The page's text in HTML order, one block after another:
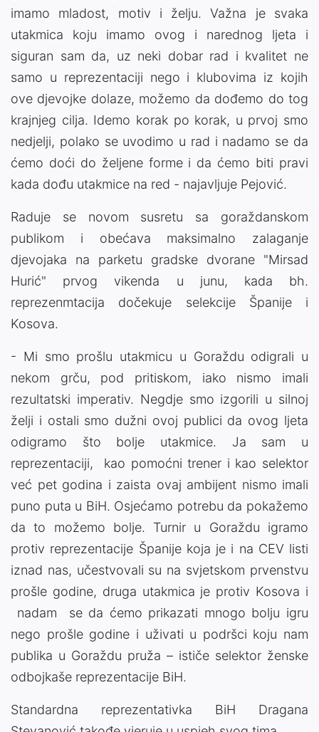
imamo mladost, motiv i želju. Važna je svaka
utakmica koju imamo ovog i narednog ljeta i
siguran sam da, uz neki dobar rad i kvalitet ne
samo u reprezentaciji nego i klubovima iz kojih
ove djevojke dolaze, možemo da dođemo do tog
krajnjeg cilja. Idemo korak po korak, u prvoj smo
nedjelji, polako se uvodimo u rad i nadamo se da
ćemo doći do željene forme i da ćemo biti pravi
kada dođu utakmice na red - najavljuje Pejović.
Raduje se novom susretu sa goraždanskom
publikom i obećava maksimalno zalaganje
djevojaka na parketu gradske dvorane "Mirsad
Hurić" prvog vikenda u junu, kada bh.
reprezenmtacija dočekuje selekcije Španije i
Kosova.
- Mi smo prošlu utakmicu u Goraždu odigrali u
nekom grču, pod pritiskom, iako nismo imali
rezultatski imperativ. Negdje smo izgorili u silnoj
želji i ostali smo dužni ovoj publici da ovog ljeta
odigramo što bolje utakmice. Ja sam u
reprezentaciji, kao pomoćni trener i kao selektor
već pet godina i zaista ovaj ambijent nismo imali
puno puta u BiH. Osjećamo potrebu da pokažemo
da to možemo bolje. Turnir u Goraždu igramo
protiv reprezentacije Španije koja je i na CEV listi
iznad nas, učestvovali su na svjetskom prvenstvu
prošle godine, druga utakmica je protiv Kosova i
nadam se da ćemo prikazati mnogo bolju igru
nego prošle godine i uživati u podršci koju nam
publika u Goraždu pruža – ističe selektor ženske
odbojkaše reprezentacije BiH.
Standardna reprezentativka BiH Dragana